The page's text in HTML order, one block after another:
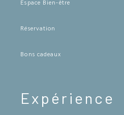
Espace Bien-être
Réservation
Bons cadeaux
Expérience